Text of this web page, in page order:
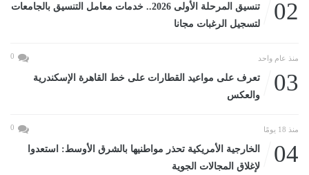
02
تنسيق المرحلة الأولى 2026.. خدمات معامل التنسيق بالجامعات
لتسجيل الرغبات مجانا
منذ عام واحد 0
03
تعرف على مواعيد القطارات على خط القاهرة الإسكندرية
والعكس
منذ 18 يومًا 0
04
الخارجية الأمريكية تحذر مواطنيها بالشرق الأوسط: استعدوا
لإغلاق المجالات الجوية